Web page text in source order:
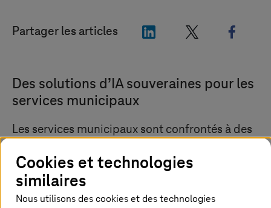
Partager les articles "LinkedIn"
Des solutions d’IA souveraines pour les
services municipaux
Les services municipaux sont confrontés à des
dans l’infrastructure critique. Ils traitent des
données très sensibles et complexes, par
exemple celles relatives à l’exploitation du
Cookies et technologies
similaires
Nous utilisons des cookies et des technologies